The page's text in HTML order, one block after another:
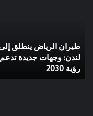
وجهات
جديدة
تدعم
رؤية
طيران الرياض ينطلق إلى
لندن: وجهات جديدة تدعم
رؤية 2030